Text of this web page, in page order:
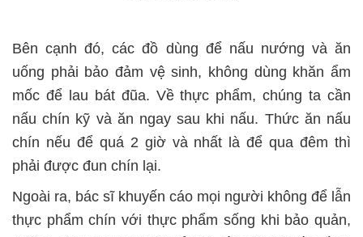
Bên cạnh đó, các đồ dùng để nấu nướng và ăn
uống phải bảo đảm vệ sinh, không dùng khăn ẩm
mốc để lau bát đũa. Về thực phẩm, chúng ta cần
nấu chín kỹ và ăn ngay sau khi nấu. Thức ăn nấu
chín nếu để quá 2 giờ và nhất là để qua đêm thì
phải được đun chín lại.
Ngoài ra, bác sĩ khuyến cáo mọi người không để lẫn
thực phẩm chín với thực phẩm sống khi bảo quản,